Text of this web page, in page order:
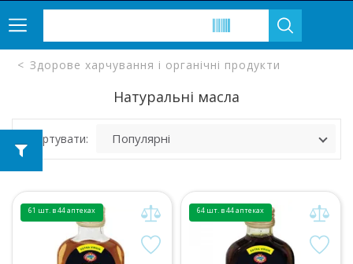
Здорове харчування і органічні продукти
Натуральні масла
Сортувати:
61 шт. в 44 аптеках 64 шт. в 44 аптеках